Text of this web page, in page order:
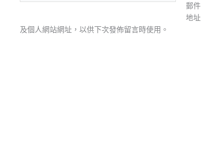
郵件
地址
及個人網站網址，以供下次發佈留言時使用。